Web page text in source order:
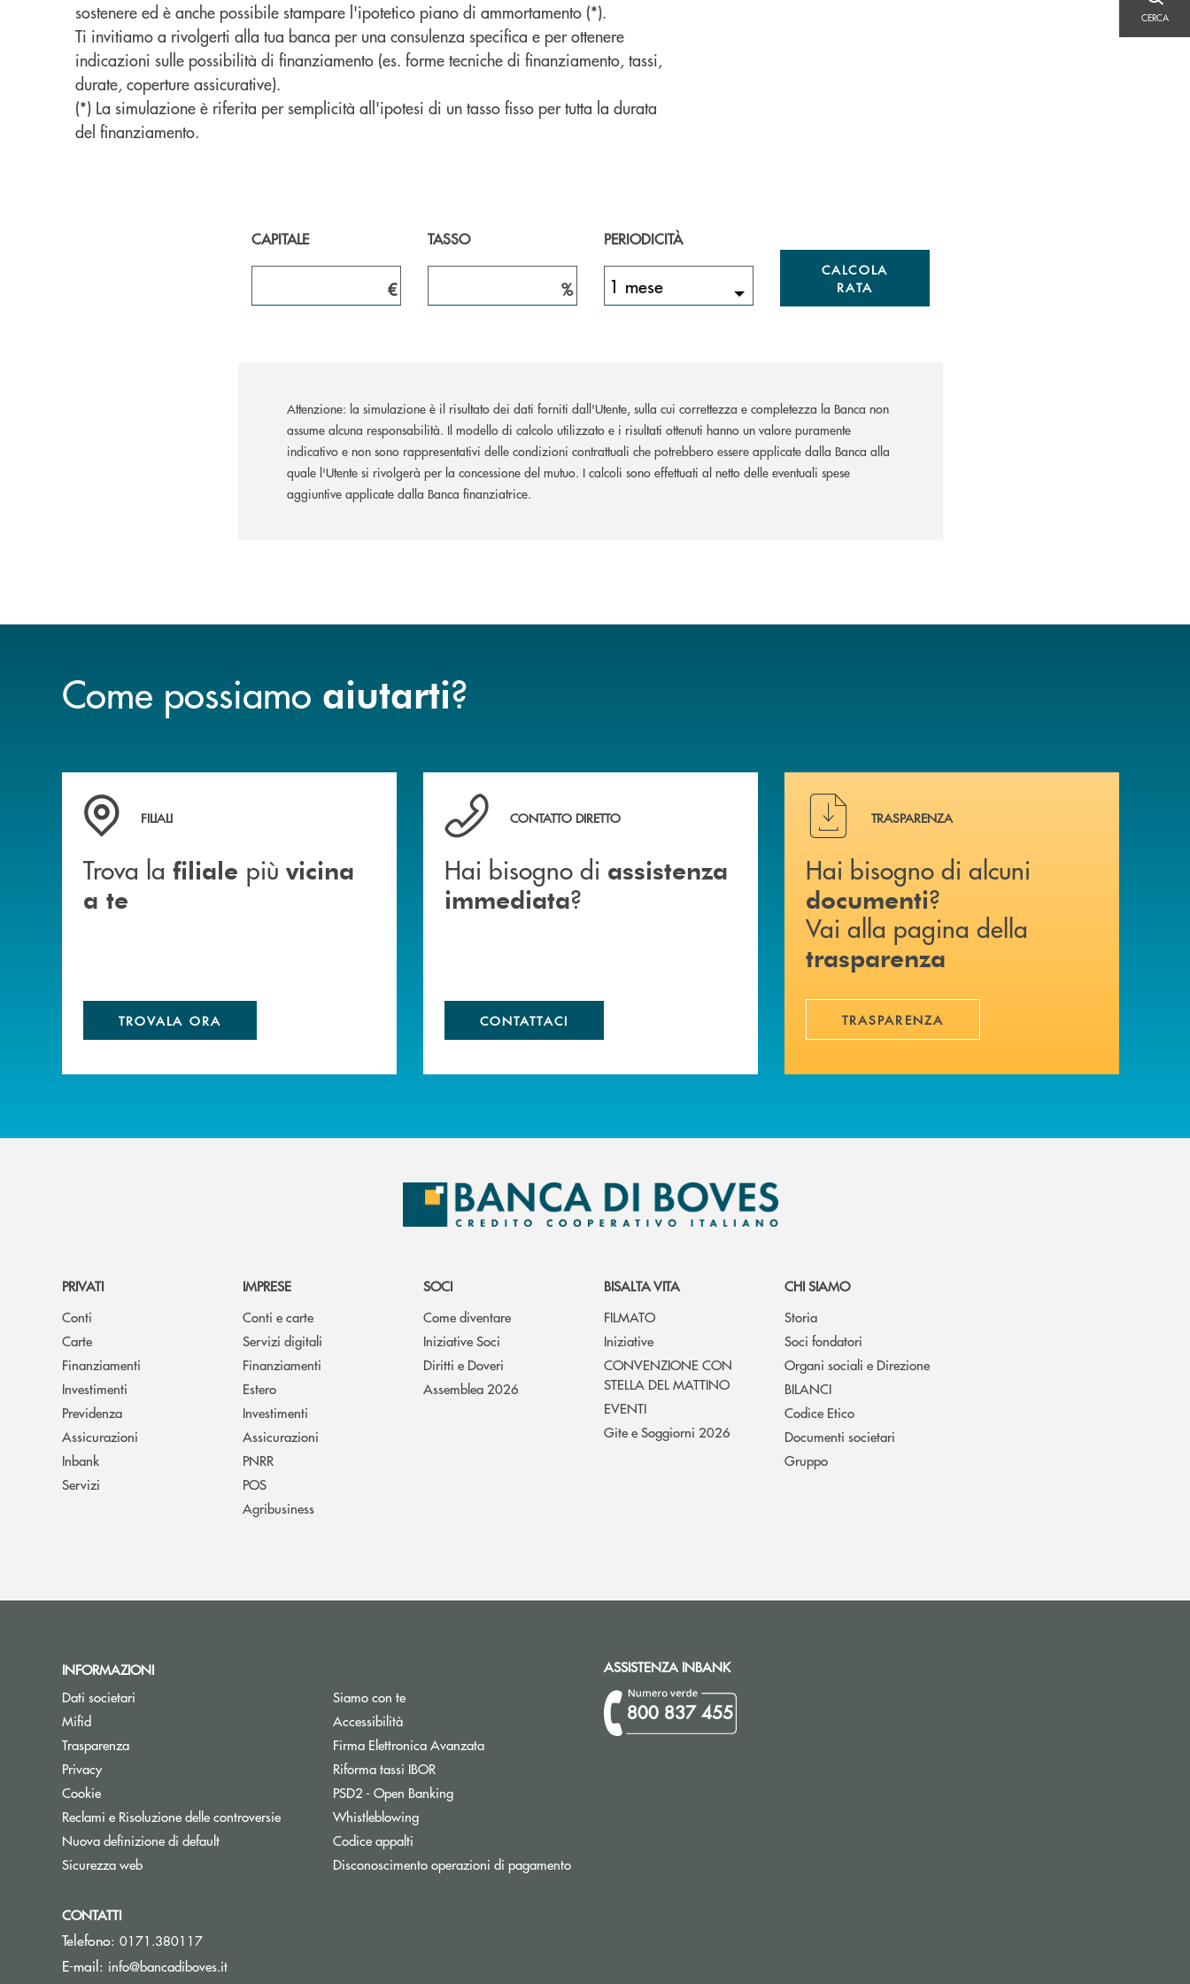
CERCA
sostenere ed è anche possibile stampare l'ipotetico piano di ammortamento (*).
Ti invitiamo a rivolgerti alla tua banca per una consulenza specifica e per ottenere
indicazioni sulle possibilità di finanziamento (es. forme tecniche di finanziamento, tassi,
durate, coperture assicurative).
(*) La simulazione è riferita per semplicità all'ipotesi di un tasso fisso per tutta la durata
del finanziamento.
CAPITALE
€
TASSO
%
PERIODICITÀ
1 mese
CALCOLA
RATA
Attenzione: la simulazione è il risultato dei dati forniti dall'Utente, sulla cui correttezza e completezza la Banca non
assume alcuna responsabilità. Il modello di calcolo utilizzato e i risultati ottenuti hanno un valore puramente
indicativo e non sono rappresentativi delle condizioni contrattuali che potrebbero essere applicate dalla Banca alla
quale l'Utente si rivolgerà per la concessione del mutuo. I calcoli sono effettuati al netto delle eventuali spese
aggiuntive applicate dalla Banca finanziatrice.
Come possiamo aiutarti?
Trova la filiale&nbsp; più vicina a te
FILIALI
Trova la filiale più vicina
a te
TROVALA ORA
Hai bisogno di assistenza immediata ?
CONTATTO DIRETTO
Hai bisogno di assistenza
immediata?
CONTATTACI
Hai bisogno di alcuni documenti ? Vai alla pagina della
TRASPARENZA
Hai bisogno di alcuni
documenti?
Vai alla pagina della
trasparenza
TRASPARENZA
PRIVATI
Conti
Carte
Finanziamenti
Investimenti
Previdenza
Assicurazioni
Inbank
Servizi
IMPRESE
Conti e carte
Servizi digitali
Finanziamenti
Estero
Investimenti
Assicurazioni
PNRR
POS
Agribusiness
SOCI
Come diventare
Iniziative Soci
Diritti e Doveri
Assemblea 2026
BISALTA VITA
FILMATO
Iniziative
CONVENZIONE CON
STELLA DEL MATTINO
EVENTI
Gite e Soggiorni 2026
CHI SIAMO
Storia
Soci fondatori
Organi sociali e Direzione
BILANCI
Codice Etico
Documenti societari
Gruppo
INFORMAZIONI
Dati societari
MifidApre una nuova finestra
Trasparenza
Privacy
Cookie
Reclami e Risoluzione delle controversie
Nuova definizione di default
Sicurezza web
Siamo con te
Accessibilità
Firma Elettronica AvanzataApre una nuova finestra
Riforma tassi IBORApre una nuova finestra
PSD2 - Open BankingApre una nuova finestra
Whistleblowing
Codice appalti
Disconoscimento operazioni di pagamentoApre una nuova finestra
ASSISTENZA INBANK
800 837 455
CONTATTI
Telefono: 0171.380117
E-mail: info@bancadiboves.it(si apre l’app di posta elettronica)